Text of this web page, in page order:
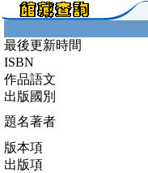
最後更新時間
ISBN
作品語文
出版國別
題名著者
版本項
出版項